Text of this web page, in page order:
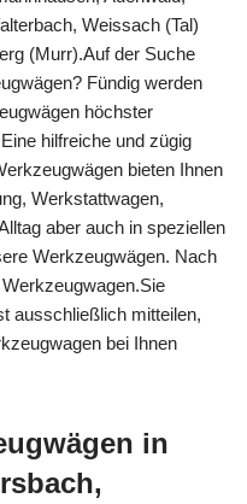
Weissach (Tal)
(Murr).Auf der Suche
Fündig werden
höchster
hilfreiche und zügig
bieten Ihnen
Werkstattwagen,
aber auch in speziellen
Werkzeugwägen. Nach
ausschließlich mitteilen,
bei Ihnen
in